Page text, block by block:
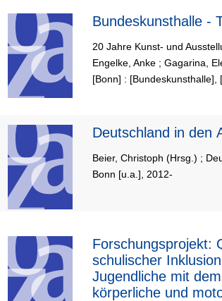
Bundeskunsthalle -
20 Jahre Kunst- und
Engelke, Anke ; Gagarina,
[Bonn] : [Bundeskunsthalle],
Deutschland in den
Beier, Christoph (Hrsg.) ;
Bonn [u.a.], 2012-
Forschungsprojekt:
schulischer
Jugendliche mit
körperliche und